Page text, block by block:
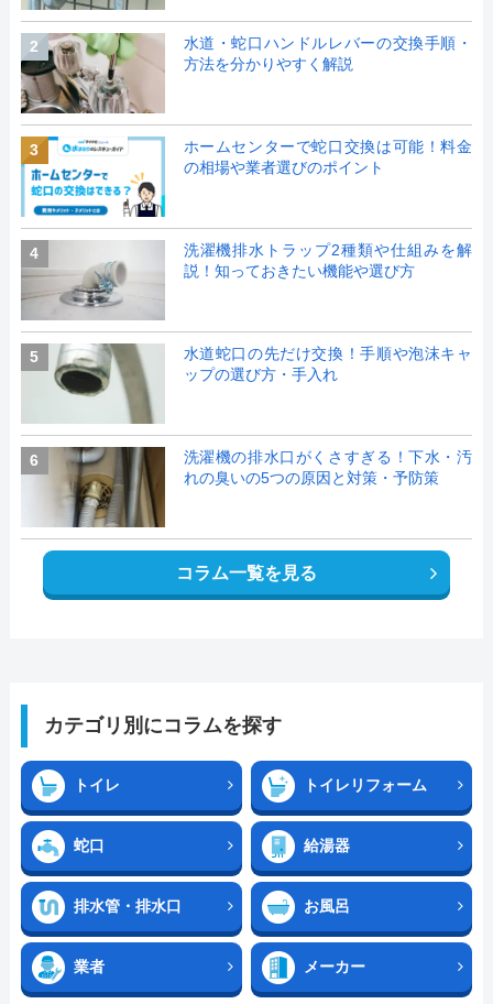
2
水道・蛇口ハンドルレバーの交換手順・
方法を分かりやすく解説
3
ホームセンターで蛇口交換は可能！料金
の相場や業者選びのポイント
4
洗濯機排水トラップ2種類や仕組みを解
説！知っておきたい機能や選び方
5
水道蛇口の先だけ交換！手順や泡沫キャ
ップの選び方・手入れ
6
洗濯機の排水口がくさすぎる！下水・汚
れの臭いの5つの原因と対策・予防策
コラム一覧を見る
カテゴリ別にコラムを探す
トイレ トイレリフォーム
蛇口 給湯器
排水管・排水口 お風呂
業者 メーカー